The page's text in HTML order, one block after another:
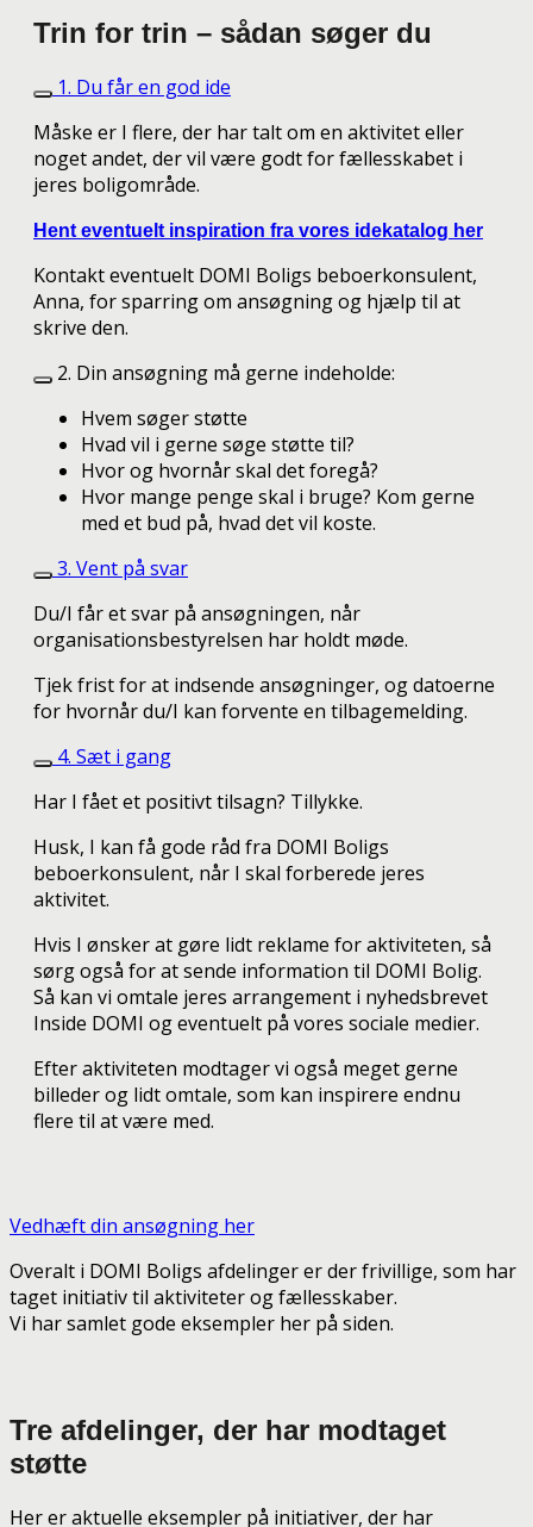
Trin for trin – sådan søger du
1. Du får en god ide
Måske er I flere, der har talt om en aktivitet eller
noget andet, der vil være godt for fællesskabet i
jeres boligområde.
Hent eventuelt inspiration fra vores idekatalog her
Kontakt eventuelt DOMI Boligs beboerkonsulent,
Anna, for sparring om ansøgning og hjælp til at
skrive den.
2. Din ansøgning må gerne indeholde:
Hvem søger støtte
Hvad vil i gerne søge støtte til?
Hvor og hvornår skal det foregå?
Hvor mange penge skal i bruge? Kom gerne
med et bud på, hvad det vil koste.
3. Vent på svar
Du/I får et svar på ansøgningen, når
organisationsbestyrelsen har holdt møde.
Tjek frist for at indsende ansøgninger, og datoerne
for hvornår du/I kan forvente en tilbagemelding.
4. Sæt i gang
Har I fået et positivt tilsagn? Tillykke.
Husk, I kan få gode råd fra DOMI Boligs
beboerkonsulent, når I skal forberede jeres
aktivitet.
Hvis I ønsker at gøre lidt reklame for aktiviteten, så
sørg også for at sende information til DOMI Bolig.
Så kan vi omtale jeres arrangement i nyhedsbrevet
Inside DOMI og eventuelt på vores sociale medier.
Efter aktiviteten modtager vi også meget gerne
billeder og lidt omtale, som kan inspirere endnu
flere til at være med.
Vedhæft din ansøgning her
Overalt i DOMI Boligs afdelinger er der frivillige, som har
taget initiativ til aktiviteter og fællesskaber.
Vi har samlet gode eksempler her på siden.
Tre afdelinger, der har modtaget
støtte
Her er aktuelle eksempler på initiativer, der har